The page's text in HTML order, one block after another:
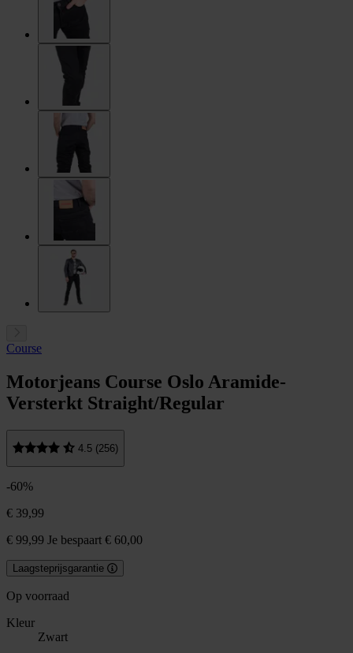
Course
Motorjeans Course Oslo Aramide-
Versterkt Straight/Regular
4.5 (256)
-60%
€ 39,99
€ 99,99 Je bespaart € 60,00
Laagsteprijsgarantie
Op voorraad
Kleur
Zwart